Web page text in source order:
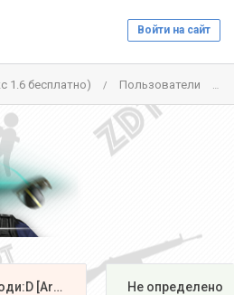
Войти на сайт
1.6 бесплатно) / Пользователи
️ Здесь Задроты!Не Входи:D [Army#1] ️ Не определено